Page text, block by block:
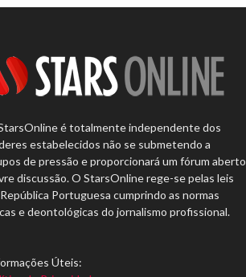
é totalmente independente dos
estabelecidos não se submetendo a
de pressão e proporcionará um fórum aberto
discussão. O StarsOnline rege-se pelas leis
Portuguesa cumprindo as normas
e deontológicas do jornalismo profissional.
Úteis: